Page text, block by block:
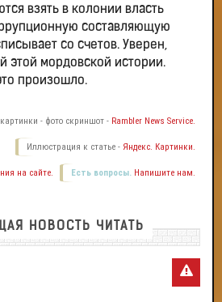
взять в колонии власть
составляющую
со счетов. Уверен,
этой мордовской истории.
произошло.
- фото скриншот - Rambler News Service.
Иллюстрация к статье - Яндекс. Картинки.
Есть вопросы. Напишите нам.
на сайте.
НОВОСТЬ ЧИТАТЬ